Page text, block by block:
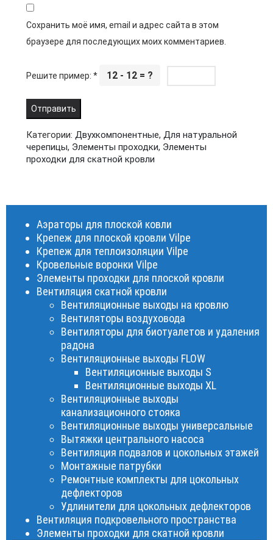
Сохранить моё имя, email и адрес сайта в этом
браузере для последующих моих комментариев.
Решите пример: * 12 - 12 = ?
Категории: Двухкомпонентные, Для натуральной
черепицы, Элементы проходки, Элементы
проходки для скатной кровли
Аэраторы для плоской ковли
Крепеж для плоской кровли Vilpe
Крепеж для теплоизоляции Vilpe
Кровельные воронки Vilpe
Элементы проходки для плоской кровли
Вентиляция скатной кровли
Вентиляционные выходы на кровлю
Вентиляторы воздуховода
Вентиляторы для биотуалетов и удаления
радона
Вентиляционные выходы FLOW
Вентиляционные выходы S
Вентиляционные выходы XL
Вентиляционные выходы
канализационного стояка
Вентиляционные выходы универсальные
Вытяжки центрального насоса
Вентиляция подвалов и цокольных этажей
Монтажные патрубки
Ремонтные комплекты для цокольных
дефлекторов
Удлинители для цокольных дефлекторов
Вентиляция подкровельного пространства
Элементы проходки для скатной кровли